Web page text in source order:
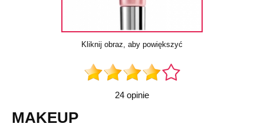
Kliknij obraz, aby powiększyć
24 opinie
MAKEUP